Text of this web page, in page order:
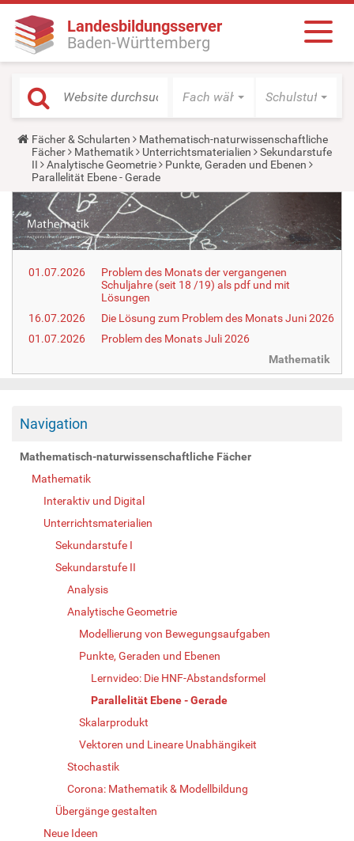
Landesbildungsserver
Baden-Württemberg
Fach wählen Schulstufe
Y
o
u
a
r
e
h
e
r
e
Fächer & Schularten
Mathematisch-naturwissenschaftliche
Fächer
Mathematik Unterrichtsmaterialien
Sekundarstufe
II
Analytische Geometrie
Punkte, Geraden und Ebenen
Parallelität Ebene - Gerade
01.07.2026
Problem des Monats der vergangenen
Schuljahre (seit 18 /19) als pdf und mit
Lösungen
16.07.2026
Die Lösung zum Problem des Monats Juni 2026
01.07.2026
Problem des Monats Juli 2026
Mathematik
Navigation
Mathematisch-naturwissenschaftliche Fächer
Mathematik
Interaktiv und Digital
Unterrichtsmaterialien
Sekundarstufe I
Sekundarstufe II
Analysis
Analytische Geometrie
Modellierung von Bewegungsaufgaben
Punkte, Geraden und Ebenen
Lernvideo: Die HNF-Abstandsformel
Parallelität Ebene - Gerade
Skalarprodukt
Vektoren und Lineare Unabhängikeit
Stochastik
Corona: Mathematik & Modellbildung
Übergänge gestalten
Neue Ideen